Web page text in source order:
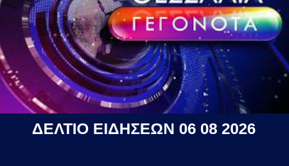
ΔΕΛΤΙΟ ΕΙΔΗΣΕΩΝ 06 08 2026